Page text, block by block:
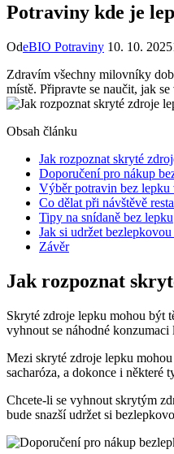
Potraviny kde je
OdeBIO Potraviny 10. 10. 2025
Zdravím všechny milovníky
místě. Připravte se naučit, jak
Obsah článku
Jak rozpoznat skryté
Doporučení pro nákup
Výběr potravin bez lepku
Co dělat při návštěvě
Tipy na snídaně bez lepku
Jak si udržet
Závěr
Jak rozpoznat
Skryté zdroje lepku mohou být
vyhnout se náhodné
Mezi skryté zdroje lepku
sacharóza, a dokonce i některé
Chcete-li se vyhnout skrytým
bude snazší udržet si